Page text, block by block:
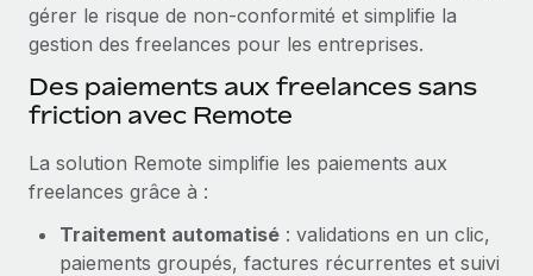
Comment Phiture gère ses 55 employés
répartis dans 19 pays grâce à Remote
Phiture, un leader notable du conseil en matière de
croissance mobile internationale, encourage les...
En savoir plus
gérer le risque de non-conformité et simplifie la
gestion des freelances pour les entreprises.
Des paiements aux freelances sans
friction avec Remote
La solution Remote simplifie les paiements aux
freelances grâce à :
Traitement automatisé : validations en un clic,
paiements groupés, factures récurrentes et suivi